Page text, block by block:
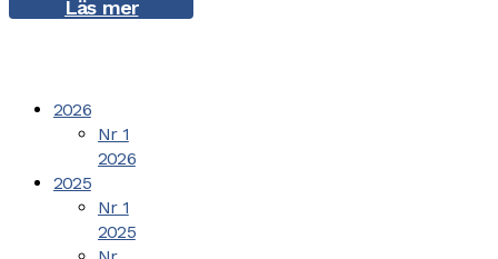
Läs mer
2026
Nr 1
2026
2025
Nr 1
2025